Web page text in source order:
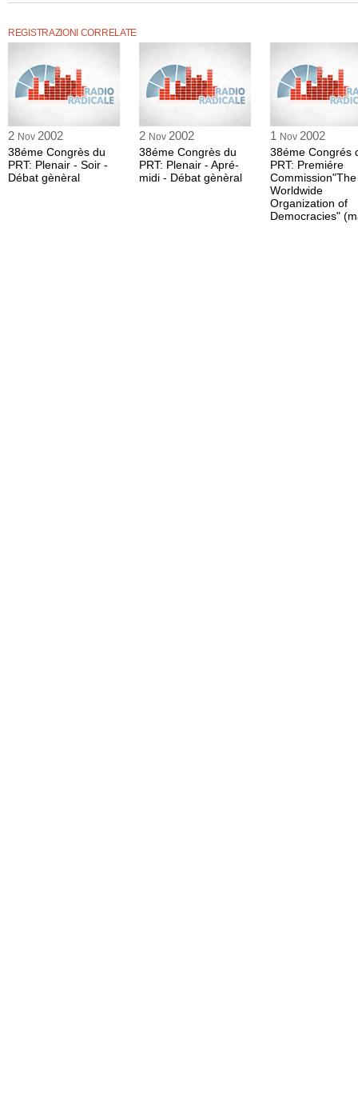
REGISTRAZIONI CORRELATE
2 Nov 2002
38éme Congrès du
PRT: Plenair - Soir -
Débat gènèral
2 Nov 2002
38éme Congrès du
PRT: Plenair - Apré-
midi - Débat gènèral
1 Nov 2002
38éme Congrés
PRT: Premiére
Commission"The
Worldwide
Organization of
Democracies"